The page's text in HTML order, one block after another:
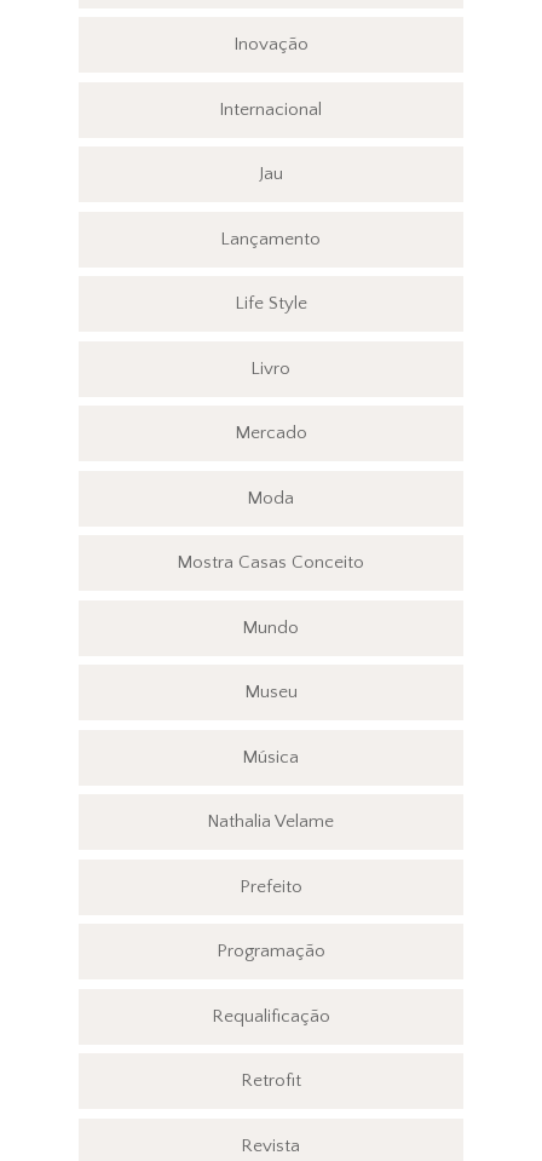
Inovação
Internacional
Jau
Lançamento
Life Style
Livro
Mercado
Moda
Mostra Casas Conceito
Mundo
Museu
Música
Nathalia Velame
Prefeito
Programação
Requalificação
Retrofit
Revista